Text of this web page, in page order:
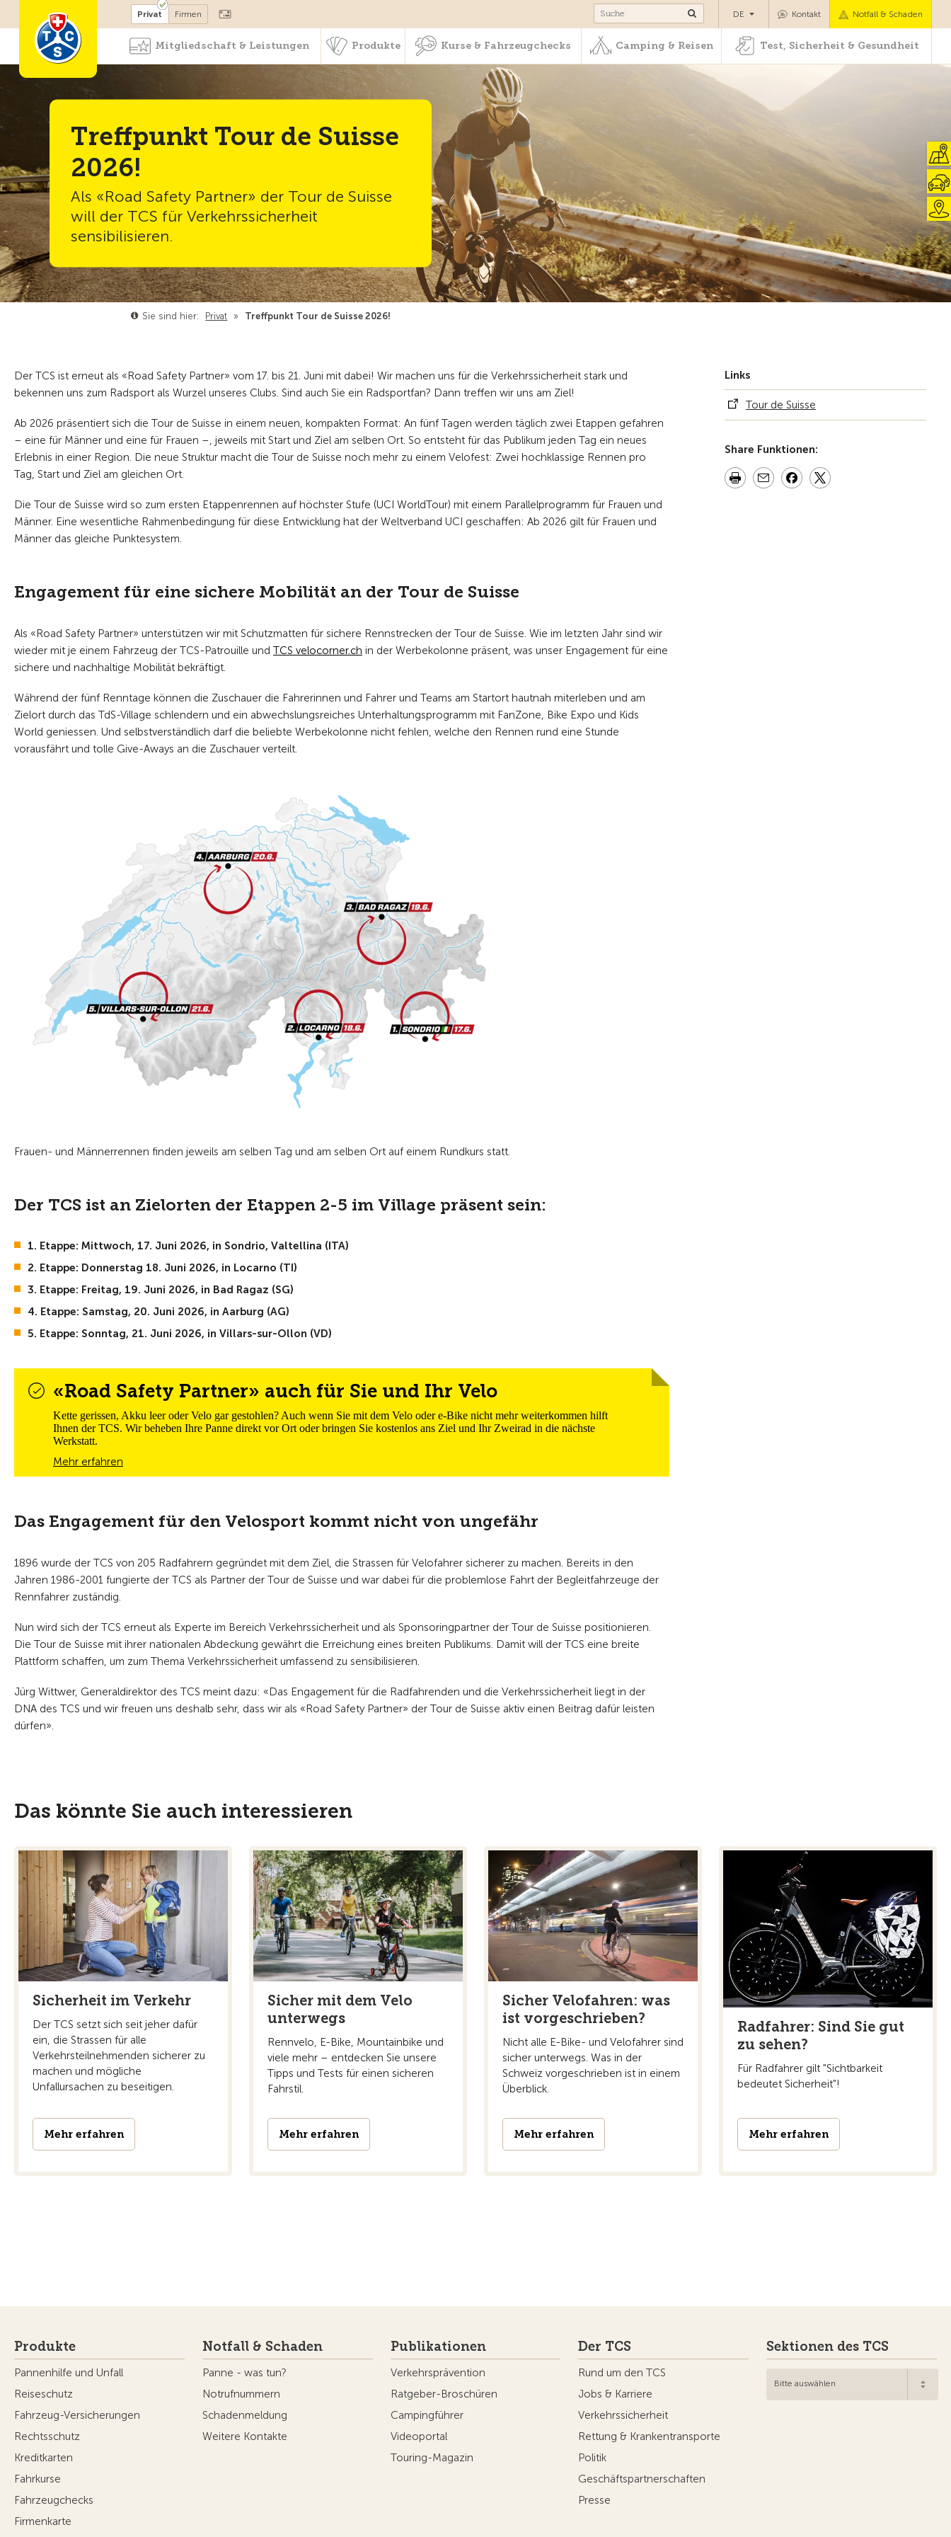
Mitglied werden Kurse & Fahrzeugchecks Camping & Reisen Test, Sicherheit & Gesundheit
Privat Firmen Kontakt Notfall & Schaden
DE
Mitgliedschaft & Leistungen Produkte Kurse & Fahrzeugchecks Camping & Reisen Test, Sicherheit & Gesundheit
Treffpunkt Tour de Suisse
2026!
Als «Road Safety Partner» der Tour de Suisse
will der TCS für Verkehrssicherheit
sensibilisieren.
Sie sind hier: Privat » Treffpunkt Tour de Suisse 2026!
Der TCS ist erneut als «Road Safety Partner» vom 17. bis 21. Juni mit dabei! Wir machen uns für die Verkehrssicherheit stark und
bekennen uns zum Radsport als Wurzel unseres Clubs. Sind auch Sie ein Radsportfan? Dann treffen wir uns am Ziel!
Ab 2026 präsentiert sich die Tour de Suisse in einem neuen, kompakten Format: An fünf Tagen werden täglich zwei Etappen gefahren
– eine für Männer und eine für Frauen –, jeweils mit Start und Ziel am selben Ort. So entsteht für das Publikum jeden Tag ein neues
Erlebnis in einer Region. Die neue Struktur macht die Tour de Suisse noch mehr zu einem Velofest: Zwei hochklassige Rennen pro
Tag, Start und Ziel am gleichen Ort.
Die Tour de Suisse wird so zum ersten Etappenrennen auf höchster Stufe (UCI WorldTour) mit einem Parallelprogramm für Frauen und
Männer. Eine wesentliche Rahmenbedingung für diese Entwicklung hat der Weltverband UCI geschaffen: Ab 2026 gilt für Frauen und
Männer das gleiche Punktesystem.
Engagement für eine sichere Mobilität an der Tour de Suisse
Als «Road Safety Partner» unterstützen wir mit Schutzmatten für sichere Rennstrecken der Tour de Suisse. Wie im letzten Jahr sind wir
wieder mit je einem Fahrzeug der TCS-Patrouille und TCS velocorner.ch in der Werbekolonne präsent, was unser Engagement für eine
sichere und nachhaltige Mobilität bekräftigt.
Während der fünf Renntage können die Zuschauer die Fahrerinnen und Fahrer und Teams am Startort hautnah miterleben und am
Zielort durch das TdS-Village schlendern und ein abwechslungsreiches Unterhaltungsprogramm mit FanZone, Bike Expo und Kids
World geniessen. Und selbstverständlich darf die beliebte Werbekolonne nicht fehlen, welche den Rennen rund eine Stunde
vorausfährt und tolle Give-Aways an die Zuschauer verteilt.
Frauen- und Männerrennen finden jeweils am selben Tag und am selben Ort auf einem Rundkurs statt.
Der TCS ist an Zielorten der Etappen 2-5 im Village präsent sein:
1. Etappe: Mittwoch, 17. Juni 2026, in Sondrio, Valtellina (ITA)
2. Etappe: Donnerstag 18. Juni 2026, in Locarno (TI)
3. Etappe: Freitag, 19. Juni 2026, in Bad Ragaz (SG)
4. Etappe: Samstag, 20. Juni 2026, in Aarburg (AG)
5. Etappe: Sonntag, 21. Juni 2026, in Villars-sur-Ollon (VD)
«Road Safety Partner» auch für Sie und Ihr Velo
Kette gerissen, Akku leer oder Velo gar gestohlen? Auch wenn Sie mit dem Velo oder e-Bike nicht mehr weiterkommen hilft
Ihnen der TCS. Wir beheben Ihre Panne direkt vor Ort oder bringen Sie kostenlos ans Ziel und Ihr Zweirad in die nächste
Werkstatt.
Mehr erfahren
Das Engagement für den Velosport kommt nicht von ungefähr
1896 wurde der TCS von 205 Radfahrern gegründet mit dem Ziel, die Strassen für Velofahrer sicherer zu machen. Bereits in den
Jahren 1986-2001 fungierte der TCS als Partner der Tour de Suisse und war dabei für die problemlose Fahrt der Begleitfahrzeuge der
Rennfahrer zuständig.
Nun wird sich der TCS erneut als Experte im Bereich Verkehrssicherheit und als Sponsoringpartner der Tour de Suisse positionieren.
Die Tour de Suisse mit ihrer nationalen Abdeckung gewährt die Erreichung eines breiten Publikums. Damit will der TCS eine breite
Plattform schaffen, um zum Thema Verkehrssicherheit umfassend zu sensibilisieren.
Jürg Wittwer, Generaldirektor des TCS meint dazu: «Das Engagement für die Radfahrenden und die Verkehrssicherheit liegt in der
DNA des TCS und wir freuen uns deshalb sehr, dass wir als «Road Safety Partner» der Tour de Suisse aktiv einen Beitrag dafür leisten
dürfen».
Links
Tour de Suisse
Share Funktionen:
Das könnte Sie auch interessieren
Sicherheit im Verkehr
Der TCS setzt sich seit jeher dafür
ein, die Strassen für alle
Verkehrsteilnehmenden sicherer zu
machen und mögliche
Unfallursachen zu beseitigen.
Mehr erfahren
Sicher mit dem Velo
unterwegs
Rennvelo, E-Bike, Mountainbike und
viele mehr – entdecken Sie unsere
Tipps und Tests für einen sicheren
Fahrstil.
Mehr erfahren
Sicher Velofahren: was
ist vorgeschrieben?
Nicht alle E-Bike- und Velofahrer sind
sicher unterwegs. Was in der
Schweiz vorgeschrieben ist in einem
Überblick.
Mehr erfahren
Radfahrer: Sind Sie gut
zu sehen?
Für Radfahrer gilt "Sichtbarkeit
bedeutet Sicherheit"!
Mehr erfahren
Produkte
Pannenhilfe und Unfall
Reiseschutz
Fahrzeug-Versicherungen
Rechtsschutz
Kreditkarten
Fahrkurse
Fahrzeugchecks
Firmenkarte
Notfall & Schaden
Panne - was tun?
Notrufnummern
Schadenmeldung
Weitere Kontakte
Publikationen
Verkehrsprävention
Ratgeber-Broschüren
Campingführer
Videoportal
Touring-Magazin
Der TCS
Rund um den TCS
Jobs & Karriere
Verkehrssicherheit
Rettung & Krankentransporte
Politik
Geschäftspartnerschaften
Presse
Sektionen des TCS
Bitte auswählen